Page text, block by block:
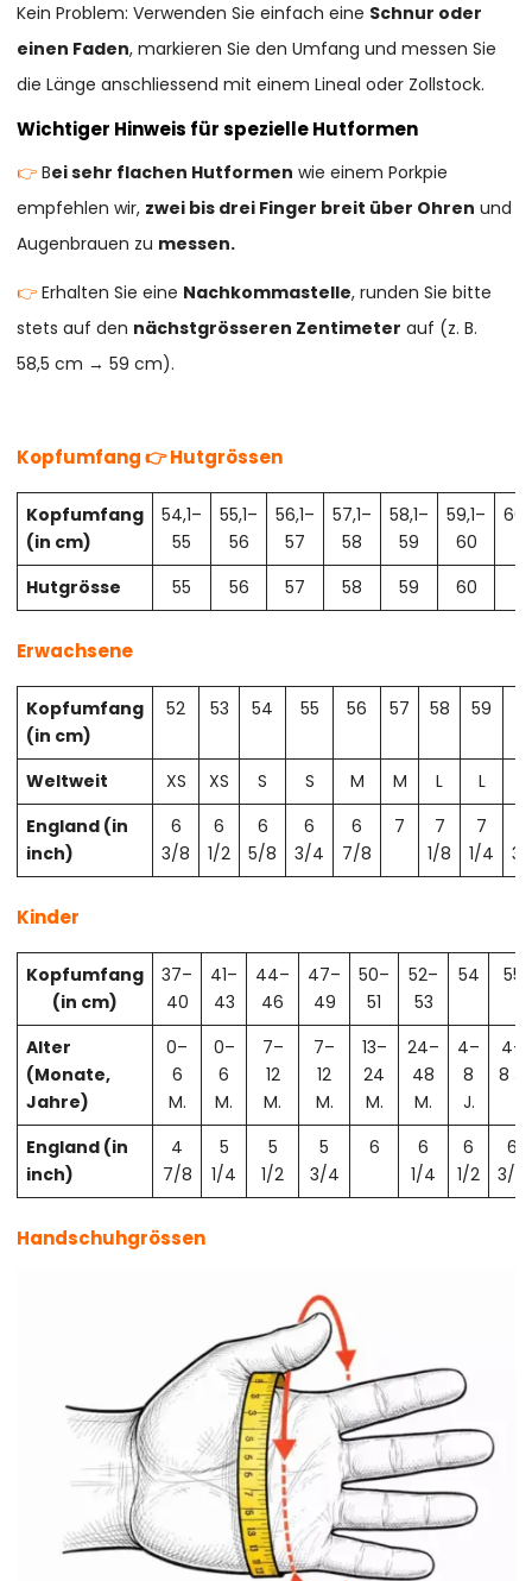
Kein Problem: Verwenden Sie einfach eine Schnur oder
einen Faden, markieren Sie den Umfang und messen Sie
die Länge anschliessend mit einem Lineal oder Zollstock.
Wichtiger Hinweis für spezielle Hutformen
👉Bei sehr flachen Hutformen wie einem Porkpie
empfehlen wir, zwei bis drei Finger breit über Ohren und
Augenbrauen zu messen.
👉Erhalten Sie eine Nachkommastelle, runden Sie bitte
stets auf den nächstgrösseren Zentimeter auf (z. B.
58,5 cm → 59 cm).
Kopfumfang 👉 Hutgrössen
Kopfumfang
(in cm)
54,1–
55
55,1–
56
56,1–
57
57,1–
58
58,1–
59
59,1–
60
Hutgrösse
55 56 57 58 59 60
Erwachsene
Kopfumfang
(in cm)
52 53 54 55 56 57 58 59
Weltweit XS XS S S M M L L
England (in
inch)
6
3/8
6
1/2
6
5/8
6
3/4
6
7/8
7
7
1/8
7
1/4
Kinder
Kopfumfang
(in cm)
37–
40
41–
43
44–
46
47–
49
50–
51
52–
53
54 55
Alter
(Monate,
Jahre)
0–
6
M.
0–
6
M.
7–
12
M.
7–
12
M.
13–
24
M.
24–
48
M.
4–
8
J.
4–
8 J.
England (in
inch)
4
7/8
5
1/4
5
1/2
5
3/4
6
6
1/4
6
1/2
6
3/4
Handschuhgrössen